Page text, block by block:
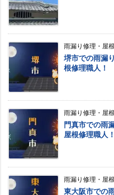
雨漏り修理・屋
堺市での雨漏
根修理職人！
雨漏り修理・屋
門真市での雨
屋根修理職人！
雨漏り修理・屋
東大阪市での